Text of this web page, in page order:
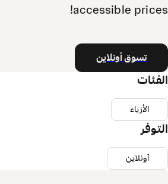
accessible prices!
تسوق أونلاين
الفئات
الأزياء
التوفر
أونلاين